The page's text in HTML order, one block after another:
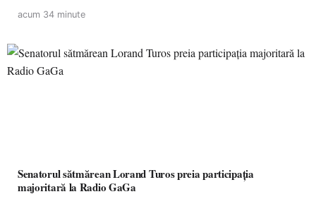
acum 34 minute
Senatorul sătmărean Lorand Turos preia participația
majoritară la Radio GaGa